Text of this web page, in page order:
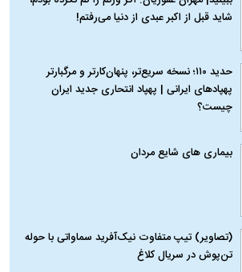
شاید قبل از اکبر عبدی از دنیا می‌رفتم!
حدید ۱۱۰؛ نسخه سریع‌تر، پنهان‌کارتر و مرگبارتر
پهپادهای ایرانی | پهپاد انتحاری جدید ایران
چیست؟
بیماری‌ های شایع مردان
(تصاویر) تیپ متفاوت نیک‌آفرید سماواتی با حوله
تن‌پوش در سریال کلاغ